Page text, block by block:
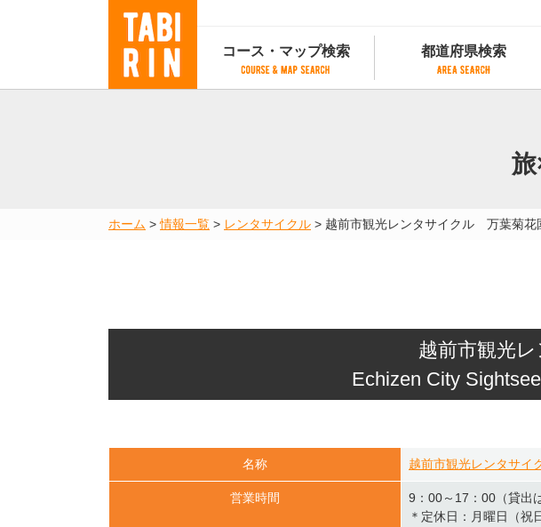
コース・マップ検索
地図から検索
都道府県検索
都道府県別サイクリング情報
都道府県アクセスランキング
ホーム >情報一覧 > レンタサイクル > 越前市観光レンタサイクル 万葉菊花
越前市観光
Echizen City
名称 越前市観光レンタサ
営業時間
9：00～17：00（貸出
＊定休日：月曜日（